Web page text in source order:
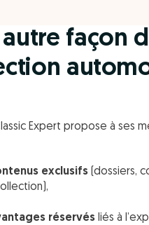
autre façon
Expert propose à ses
exclusifs(dossiers,
réservésliés à